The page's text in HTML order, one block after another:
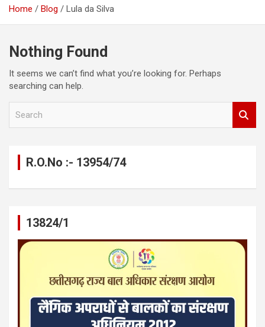
Home Blog Lula da Silva
Nothing Found
It seems we can’t find what you’re looking for. Perhaps
searching can help.
R.O.No :- 13954/74
13824/1